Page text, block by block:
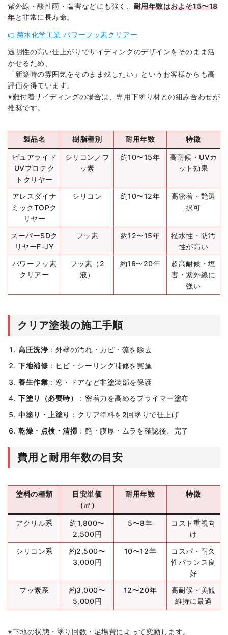
紫外線・酸性雨・塩害などにも強く、 耐用年数はおよそ15〜18
年と非常に長寿命。
👉菊水化学工業パワーフッ素クリアー
透明性の高い仕上がりでサイディングのデザインをそのまま活
かせるため、
「新築時の雰囲気をそのまま残したい」というお客様からも高
評価を得ています。
※難付着サイディングの場合は、専用下塗り材との組み合わせが
推奨です。
製品名 樹脂種別 耐用年数 特徴
ピュアライド
UVプロテク
トクリヤー
シリコン／フ
ッ素
約10〜15年
高耐候・UVカ
ット効果
アレスダイナ
ミックTOPク
リヤー
シリコン 約10〜12年
高密着・艶選
択可
スーパーSDク
リヤーF-JY
フッ素 約12〜15年
撥水性・防汚
性が高い
パワーフッ素
クリアー
フッ素（2
液）
約16〜20年
超高耐候・塩
害・紫外線に
強い
クリア塗装の施工手順
高圧洗浄：外壁の汚れ・カビ・藻を除去
下地補修 ：ヒビ・シーリング補修を実施
養生作業 ：窓・ドアなど非塗装部を保護
下塗り（必要時）
：密着力を高めるプライマー塗布
中塗り・上塗り ：クリア塗料を2回塗りで仕上げ
乾燥・点検・清掃 ：艶・膜厚・ムラを確認後、完了
費用と耐用年数の目安
塗料の種類
目安単価
（㎡）
耐用年数 特徴
アクリル系
約1,800〜
2,500円
5〜8年
コスト重視向
け
シリコン系
約2,500〜
3,000円
10〜12年
コスパ・耐久
性バランス良
好
フッ素系
約3,000〜
5,000円
12〜20年
高耐候・美観
維持に最適
※下地の状態・塗り回数・足場費によって変動します。